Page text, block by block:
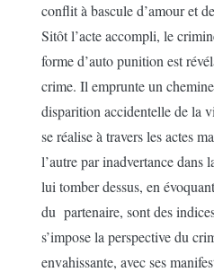
conflit à bascule d’amour et
Sitôt l’acte accompli, le
forme d’auto punition est
crime. Il emprunte un
disparition accidentelle de la
se réalise à travers les actes
l’autre par inadvertance dans
lui tomber dessus, en
du partenaire, sont des
s’impose la perspective du
envahissante, avec ses